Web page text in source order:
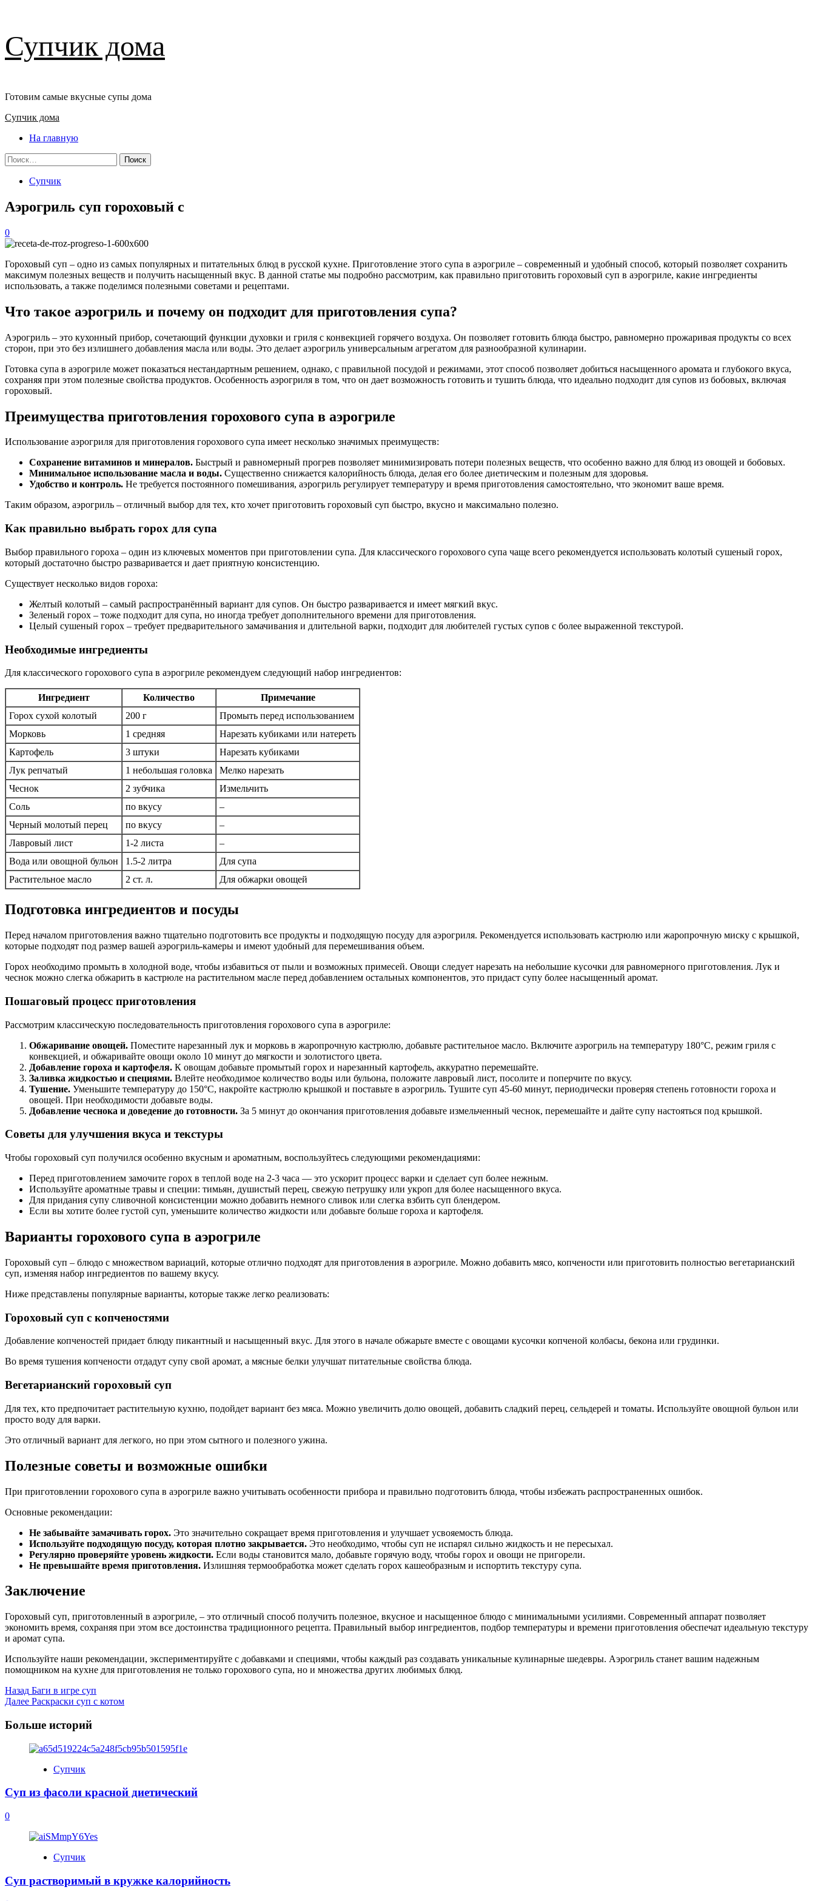
к
содержимому
Супчик дома
Готовим самые вкусные супы дома
Основное
Супчик дома
На главную
Найти:
Супчик
Аэрогриль суп гороховый с
0
Гороховый суп – одно из самых популярных и питательных блюд в русской кухне. Приготовление этого супа в аэрогриле – современный и удобный способ, который позволяет сохранить
максимум полезных веществ и получить насыщенный вкус. В данной статье мы подробно рассмотрим, как правильно приготовить гороховый суп в аэрогриле, какие ингредиенты
использовать, а также поделимся полезными советами и рецептами.
Что такое аэрогриль и почему он подходит для приготовления супа?
Аэрогриль – это кухонный прибор, сочетающий функции духовки и гриля с конвекцией горячего воздуха. Он позволяет готовить блюда быстро, равномерно прожаривая продукты со всех
сторон, при это без излишнего добавления масла или воды. Это делает аэрогриль универсальным агрегатом для разнообразной кулинарии.
Готовка супа в аэрогриле может показаться нестандартным решением, однако, с правильной посудой и режимами, этот способ позволяет добиться насыщенного аромата и глубокого вкуса,
сохраняя при этом полезные свойства продуктов. Особенность аэрогриля в том, что он дает возможность готовить и тушить блюда, что идеально подходит для супов из бобовых, включая
гороховый.
Преимущества приготовления горохового супа в аэрогриле
Использование аэрогриля для приготовления горохового супа имеет несколько значимых преимуществ:
Сохранение витаминов и минералов. Быстрый и равномерный прогрев позволяет минимизировать потери полезных веществ, что особенно важно для блюд из овощей и бобовых.
Минимальное использование масла и воды. Существенно снижается калорийность блюда, делая его более диетическим и полезным для здоровья.
Удобство и контроль. Не требуется постоянного помешивания, аэрогриль регулирует температуру и время приготовления самостоятельно, что экономит ваше время.
Таким образом, аэрогриль – отличный выбор для тех, кто хочет приготовить гороховый суп быстро, вкусно и максимально полезно.
Как правильно выбрать горох для супа
Выбор правильного гороха – один из ключевых моментов при приготовлении супа. Для классического горохового супа чаще всего рекомендуется использовать колотый сушеный горох,
который достаточно быстро разваривается и дает приятную консистенцию.
Существует несколько видов гороха:
Желтый колотый – самый распространённый вариант для супов. Он быстро разваривается и имеет мягкий вкус.
Зеленый горох – тоже подходит для супа, но иногда требует дополнительного времени для приготовления.
Целый сушеный горох – требует предварительного замачивания и длительной варки, подходит для любителей густых супов с более выраженной текстурой.
Необходимые ингредиенты
Для классического горохового супа в аэрогриле рекомендуем следующий набор ингредиентов:
Ингредиент Количество
Примечание
Горох сухой колотый
200 г
Промыть перед использованием
Морковь
1 средняя
Нарезать кубиками или натереть
Картофель
3 штуки
Нарезать кубиками
Лук репчатый
1 небольшая головка
Мелко нарезать
Чеснок
2 зубчика
Измельчить
Соль
по вкусу
–
Черный молотый перец
по вкусу
–
Лавровый лист
1-2 листа
–
Вода или овощной бульон
1.5-2 литра
Для супа
Растительное масло
2 ст. л. Для обжарки овощей
Подготовка ингредиентов и посуды
Перед началом приготовления важно тщательно подготовить все продукты и подходящую посуду для аэрогриля. Рекомендуется использовать кастрюлю или жаропрочную миску с крышкой,
которые подходят под размер вашей аэрогриль-камеры и имеют удобный для перемешивания объем.
Горох необходимо промыть в холодной воде, чтобы избавиться от пыли и возможных примесей. Овощи следует нарезать на небольшие кусочки для равномерного приготовления. Лук и
чеснок можно слегка обжарить в кастрюле на растительном масле перед добавлением остальных компонентов, это придаст супу более насыщенный аромат.
Пошаговый процесс приготовления
Рассмотрим классическую последовательность приготовления горохового супа в аэрогриле:
Обжаривание овощей. Поместите нарезанный лук и морковь в жаропрочную кастрюлю, добавьте растительное масло. Включите аэрогриль на температуру 180°С, режим гриля с
конвекцией, и обжаривайте овощи около 10 минут до мягкости и золотистого цвета.
Добавление гороха и картофеля. К овощам добавьте промытый горох и нарезанный картофель, аккуратно перемешайте.
Заливка жидкостью и специями. Влейте необходимое количество воды или бульона, положите лавровый лист, посолите и поперчите по вкусу.
Тушение. Уменьшите температуру до 150°С, накройте кастрюлю крышкой и поставьте в аэрогриль. Тушите суп 45-60 минут, периодически проверяя степень готовности гороха и
овощей. При необходимости добавьте воды.
Добавление чеснока и доведение до готовности. За 5 минут до окончания приготовления добавьте измельченный чеснок, перемешайте и дайте супу настояться под крышкой.
Советы для улучшения вкуса и текстуры
Чтобы гороховый суп получился особенно вкусным и ароматным, воспользуйтесь следующими рекомендациями:
Перед приготовлением замочите горох в теплой воде на 2-3 часа — это ускорит процесс варки и сделает суп более нежным.
Используйте ароматные травы и специи: тимьян, душистый перец, свежую петрушку или укроп для более насыщенного вкуса.
Для придания супу сливочной консистенции можно добавить немного сливок или слегка взбить суп блендером.
Если вы хотите более густой суп, уменьшите количество жидкости или добавьте больше гороха и картофеля.
Варианты горохового супа в аэрогриле
Гороховый суп – блюдо с множеством вариаций, которые отлично подходят для приготовления в аэрогриле. Можно добавить мясо, копчености или приготовить полностью вегетарианский
суп, изменяя набор ингредиентов по вашему вкусу.
Ниже представлены популярные варианты, которые также легко реализовать:
Гороховый суп с копченостями
Добавление копченостей придает блюду пикантный и насыщенный вкус. Для этого в начале обжарьте вместе с овощами кусочки копченой колбасы, бекона или грудинки.
Во время тушения копчености отдадут супу свой аромат, а мясные белки улучшат питательные свойства блюда.
Вегетарианский гороховый суп
Для тех, кто предпочитает растительную кухню, подойдет вариант без мяса. Можно увеличить долю овощей, добавить сладкий перец, сельдерей и томаты. Используйте овощной бульон или
просто воду для варки.
Это отличный вариант для легкого, но при этом сытного и полезного ужина.
Полезные советы и возможные ошибки
При приготовлении горохового супа в аэрогриле важно учитывать особенности прибора и правильно подготовить блюда, чтобы избежать распространенных ошибок.
Основные рекомендации:
Не забывайте замачивать горох. Это значительно сокращает время приготовления и улучшает усвояемость блюда.
Используйте подходящую посуду, которая плотно закрывается. Это необходимо, чтобы суп не испарял сильно жидкость и не пересыхал.
Регулярно проверяйте уровень жидкости. Если воды становится мало, добавьте горячую воду, чтобы горох и овощи не пригорели.
Не превышайте время приготовления. Излишняя термообработка может сделать горох кашеобразным и испортить текстуру супа.
Заключение
Гороховый суп, приготовленный в аэрогриле, – это отличный способ получить полезное, вкусное и насыщенное блюдо с минимальными усилиями. Современный аппарат позволяет
экономить время, сохраняя при этом все достоинства традиционного рецепта. Правильный выбор ингредиентов, подбор температуры и времени приготовления обеспечат идеальную текстуру
и аромат супа.
Используйте наши рекомендации, экспериментируйте с добавками и специями, чтобы каждый раз создавать уникальные кулинарные шедевры. Аэрогриль станет вашим надежным
помощником на кухне для приготовления не только горохового супа, но и множества других любимых блюд.
Post
Navigation
Назад Баги в игре суп
Далее Раскраски суп с котом
Больше историй
Супчик
Суп из фасоли красной диетический
0
Супчик
Суп растворимый в кружке калорийность